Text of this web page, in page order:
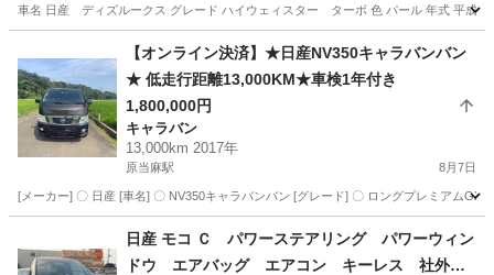
車名 日産 ディズルークス グレード ハイウェィスター ターボ 色 パール 年式 平成26
湘南台駅 デイズ 車両
【オンライン決済】★日産NV350キャラバンバン
★ 低走行距離13,000KM★車検1年付き
1,800,000円
キャラバン
13,000km 2017年
原当麻駅 8月7日
[メーカー] 〇 日産 [車名] 〇 NV350キャラバンバン [グレード] 〇 ロングプレミアムGX
相模原市 原当麻駅 キャラバン
日産 モコ Ｃ パワーステアリング パワーウィン
ドウ エアバッグ エアコン キーレス 社外ナ